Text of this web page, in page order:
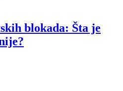
blokada: Šta je